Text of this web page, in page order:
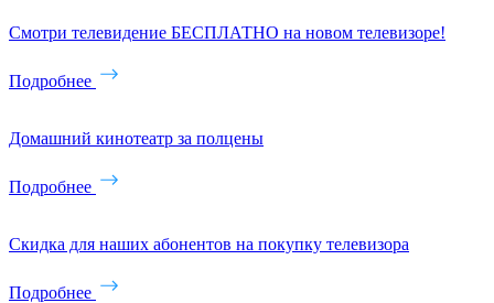
Смотри телевидение БЕСПЛАТНО на новом телевизоре!
Подробнее
Домашний кинотеатр за полцены
Подробнее
Скидка для наших абонентов на покупку телевизора
Подробнее